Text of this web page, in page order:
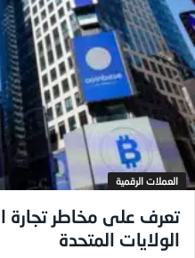
العملات الرقمية
تعرف على مخاطر تجارة
الولايات المتحدة